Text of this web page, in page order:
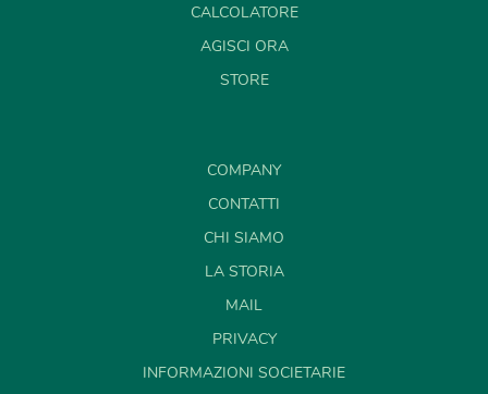
CALCOLATORE
AGISCI ORA
STORE
COMPANY
CONTATTI
CHI SIAMO
LA STORIA
MAIL
PRIVACY
INFORMAZIONI SOCIETARIE